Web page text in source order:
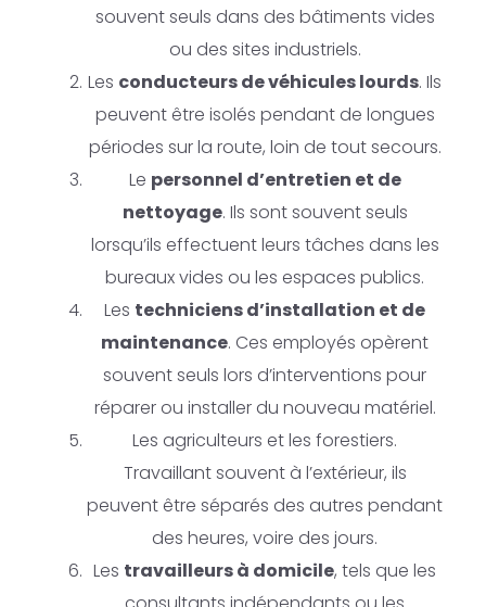
souvent seuls dans des bâtiments vides
ou des sites industriels.
Les conducteurs de véhicules lourds. Ils
peuvent être isolés pendant de longues
périodes sur la route, loin de tout secours.
Le personnel d’entretien et de
nettoyage. Ils sont souvent seuls
lorsqu’ils effectuent leurs tâches dans les
bureaux vides ou les espaces publics.
Les techniciens d’installation et de
maintenance. Ces employés opèrent
souvent seuls lors d’interventions pour
réparer ou installer du nouveau matériel.
Les agriculteurs et les forestiers.
Travaillant souvent à l’extérieur, ils
peuvent être séparés des autres pendant
des heures, voire des jours.
Les travailleurs à domicile, tels que les